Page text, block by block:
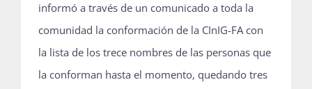
informó a través de un comunicado a toda la
comunidad la conformación de la CInIG-FA con
la lista de los trece nombres de las personas que
la conforman hasta el momento, quedando tres